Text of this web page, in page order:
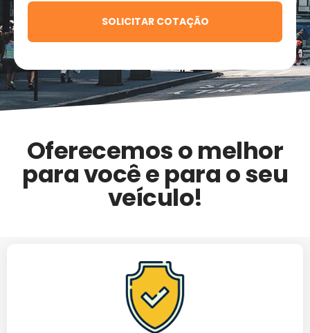
SOLICITAR COTAÇÃO
Oferecemos o melhor
para você e para o seu
veículo!